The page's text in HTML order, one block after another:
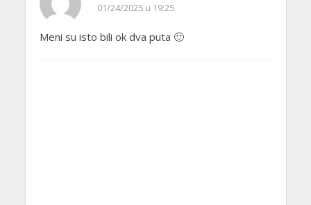
01/24/2025 u 19:25
Meni su isto bili ok dva puta 🙂